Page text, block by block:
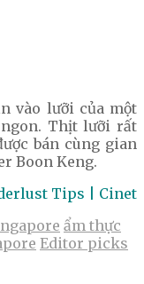
vào lưỡi của một
Thịt lưỡi rất
bán cùng gian
Boon Keng.
Tips | Cinet
ẩm thực
Editor picks